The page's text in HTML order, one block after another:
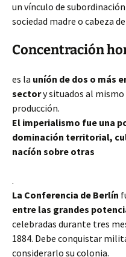
un vínculo de
sociedad madre o cabeza
Concentración
es la uníón de dos o más
sectory situados al mismo
producción.
El imperialismo fue una
dominación territorial,
nacíón sobre otras
.
La Conferencia de Berlín
entre las grandes
celebradas durante tres
1884. Debe conquistar
considerarlo su colonia.